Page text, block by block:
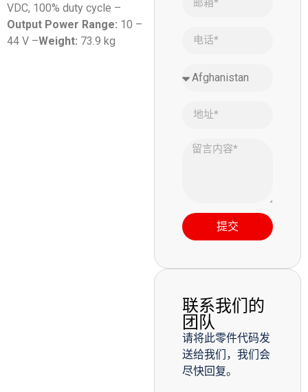
VDC, 100% duty cycle –
Output Power Range: 10 –
44 V –Weight: 73.9 kg
提交
联系我们的
团队
请将此零件代码发
送给我们，我们会
尽快回复。